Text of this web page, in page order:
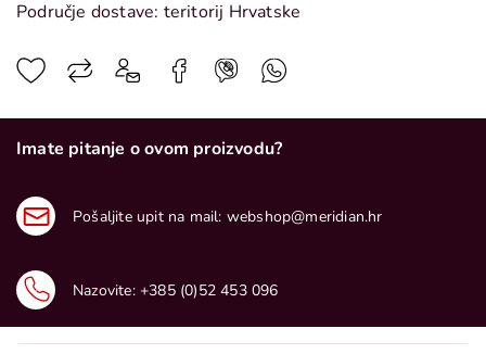
Područje dostave: teritorij Hrvatske
Imate pitanje o ovom proizvodu?
Pošaljite upit na mail: webshop@meridian.hr
Nazovite: +385 (0)52 453 096